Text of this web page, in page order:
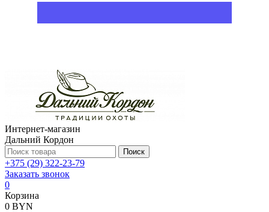
Интернет-магазин
Дальний Кордон
Поиск
+375 (29) 322-23-79
Заказать звонок
0
Корзина
0 BYN